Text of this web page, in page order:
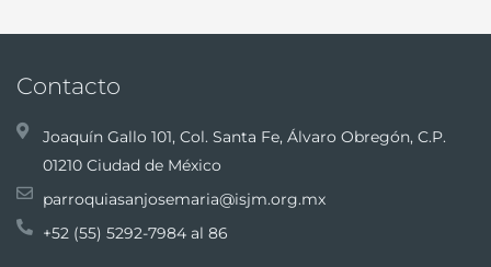
Contacto
Joaquín Gallo 101, Col. Santa Fe, Álvaro Obregón, C.P.
01210 Ciudad de México
parroquiasanjosemaria@isjm.org.mx
+52 (55) 5292-7984 al 86